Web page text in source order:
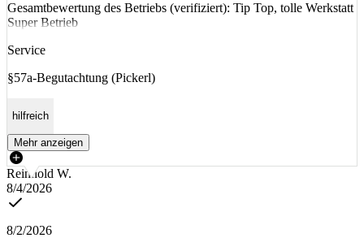
Gesamtbewertung des Betriebs (verifiziert): Tip Top, tolle Werkstatt
Super Betrieb
Service
§57a-Begutachtung (Pickerl)
hilfreich
Mehr anzeigen
Reinhold W.
8/4/2026
8/2/2026